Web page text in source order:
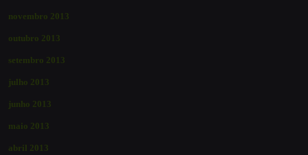
novembro 2013
outubro 2013
setembro 2013
julho 2013
junho 2013
maio 2013
abril 2013